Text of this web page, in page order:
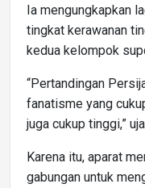
Ia mengungkapkan
tingkat kerawanan
kedua kelompok
“Pertandingan
fanatisme yang
juga cukup tinggi,”
Karena itu, aparat
gabungan untuk